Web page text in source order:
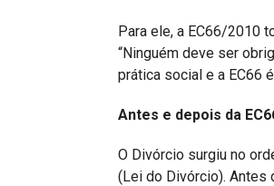
Para ele, a EC66/2010
“Ninguém deve ser
prática social e a EC66
Antes e depois da
O Divórcio surgiu no
(Lei do Divórcio). Antes